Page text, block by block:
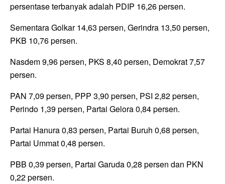
persentase terbanyak adalah PDIP 16,26 persen.
Sementara Golkar 14,63 persen, Gerindra 13,50 persen,
PKB 10,76 persen.
Nasdem 9,96 persen, PKS 8,40 persen, Demokrat 7,57
persen.
PAN 7,09 persen, PPP 3,90 persen, PSI 2,82 persen,
Perindo 1,39 persen, Partai Gelora 0,84 persen.
Partai Hanura 0,83 persen, Partai Buruh 0,68 persen,
Partai Ummat 0,48 persen.
PBB 0,39 persen, Partai Garuda 0,28 persen dan PKN
0,22 persen.